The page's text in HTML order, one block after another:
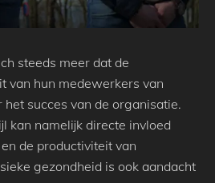
steeds meer dat de
van hun medewerkers van
succes van de organisatie.
kan namelijk directe invloed
de productiviteit van
gezondheid is ook aandacht